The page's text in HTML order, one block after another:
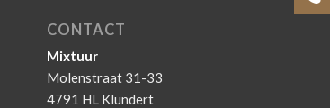
CONTACT
Mixtuur
Molenstraat 31-33
4791 HL Klundert